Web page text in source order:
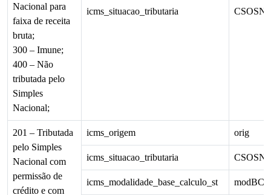
Nacional para
faixa de receita
bruta;
300 – Imune;
400 – Não
tributada pelo
Simples
Nacional;
icms_situacao_tributaria CSOSN
201 – Tributada
pelo Simples
Nacional com
permissão de
crédito e com
icms_origem orig
icms_situacao_tributaria CSOSN
icms_modalidade_base_calculo_st